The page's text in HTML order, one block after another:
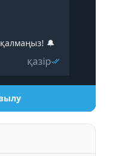
🔔
қазір